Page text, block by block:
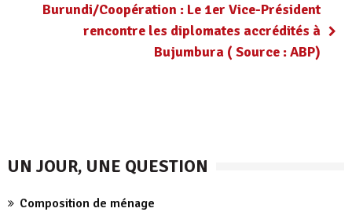
Burundi/Coopération : Le 1er Vice-Président
rencontre les diplomates accrédités à
Bujumbura ( Source : ABP)
UN JOUR, UNE QUESTION
Composition de ménage